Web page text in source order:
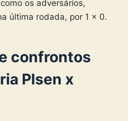
os adversários,
última rodada, por 1 x 0.
confrontos
Plsen x